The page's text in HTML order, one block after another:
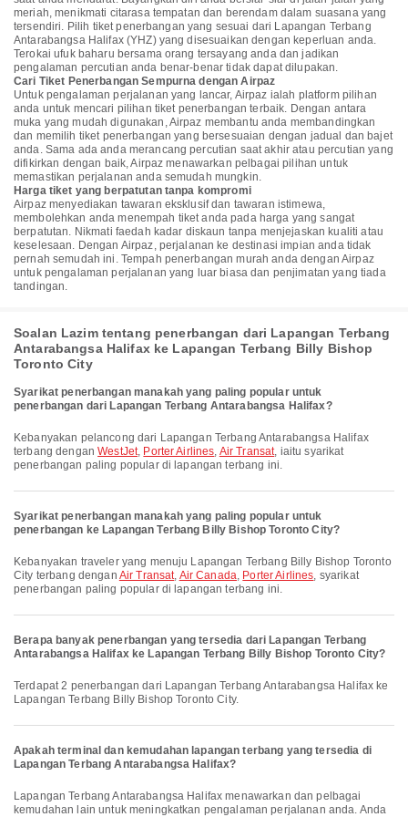
meriah, menikmati citarasa tempatan dan berendam dalam suasana yang
tersendiri. Pilih tiket penerbangan yang sesuai dari Lapangan Terbang
Antarabangsa Halifax (YHZ) yang disesuaikan dengan keperluan anda.
Terokai ufuk baharu bersama orang tersayang anda dan jadikan
pengalaman percutian anda benar-benar tidak dapat dilupakan.
Cari Tiket Penerbangan Sempurna dengan Airpaz
Untuk pengalaman perjalanan yang lancar, Airpaz ialah platform pilihan
anda untuk mencari pilihan tiket penerbangan terbaik. Dengan antara
muka yang mudah digunakan, Airpaz membantu anda membandingkan
dan memilih tiket penerbangan yang bersesuaian dengan jadual dan bajet
anda. Sama ada anda merancang percutian saat akhir atau percutian yang
difikirkan dengan baik, Airpaz menawarkan pelbagai pilihan untuk
memastikan perjalanan anda semudah mungkin.
Harga tiket yang berpatutan tanpa kompromi
Airpaz menyediakan tawaran eksklusif dan tawaran istimewa,
membolehkan anda menempah tiket anda pada harga yang sangat
berpatutan. Nikmati faedah kadar diskaun tanpa menjejaskan kualiti atau
keselesaan. Dengan Airpaz, perjalanan ke destinasi impian anda tidak
pernah semudah ini. Tempah penerbangan murah anda dengan Airpaz
untuk pengalaman perjalanan yang luar biasa dan penjimatan yang tiada
tandingan.
Soalan Lazim tentang penerbangan dari Lapangan Terbang
Antarabangsa Halifax ke Lapangan Terbang Billy Bishop
Toronto City
Syarikat penerbangan manakah yang paling popular untuk
penerbangan dari Lapangan Terbang Antarabangsa Halifax?
Kebanyakan pelancong dari Lapangan Terbang Antarabangsa Halifax
terbang denganWestJet, Porter Airlines, Air Transat, iaitu syarikat
penerbangan paling popular di lapangan terbang ini.
Syarikat penerbangan manakah yang paling popular untuk
penerbangan ke Lapangan Terbang Billy Bishop Toronto City?
Kebanyakan traveler yang menuju Lapangan Terbang Billy Bishop Toronto
City terbang dengan Air Transat, Air Canada, Porter Airlines, syarikat
penerbangan paling popular di lapangan terbang ini.
Berapa banyak penerbangan yang tersedia dari Lapangan Terbang
Antarabangsa Halifax ke Lapangan Terbang Billy Bishop Toronto City?
Terdapat 2 penerbangan dari Lapangan Terbang Antarabangsa Halifax ke
Lapangan Terbang Billy Bishop Toronto City.
Apakah terminal dan kemudahan lapangan terbang yang tersedia di
Lapangan Terbang Antarabangsa Halifax?
Lapangan Terbang Antarabangsa Halifax menawarkan dan pelbagai
kemudahan lain untuk meningkatkan pengalaman perjalanan anda. Anda